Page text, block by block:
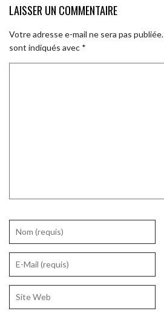
LAISSER UN COMMENTAIRE
Votre adresse e-mail ne sera pas publiée.
sont indiqués avec *